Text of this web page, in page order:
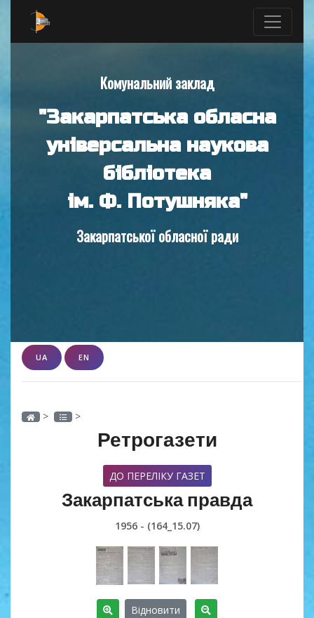
Комунальний заклад
"Закарпатська обласна
універсальна наукова
бібліотека
ім. Ф. Потушняка"
Закарпатської обласної ради
UA EN
> >
Ретрогазети
ДО ПЕРЕЛІКУ ГАЗЕТ
Закарпатська правда
1956 - (164_15.07)
Відновити